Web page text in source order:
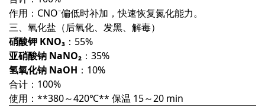
作用：CNO⁻偏低时补加，快速恢复氮化能力。
三、氧化盐（后氧化、发黑、解毒）
硝酸钾 KNO₃ ：55%
亚硝酸钠 NaNO₂ ：35%
氢氧化钠 NaOH ：10%
合计：100%
使用：**380～420℃** 保温 15～20 min